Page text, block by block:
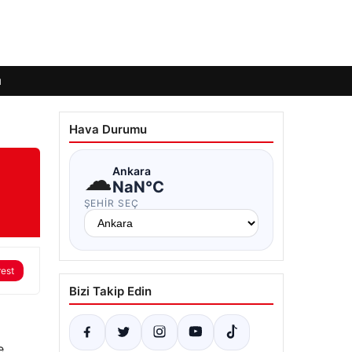
Hava Durumu
☁Ankara
NaN°C
ŞEHIR SEÇ
Bizi Takip Edin